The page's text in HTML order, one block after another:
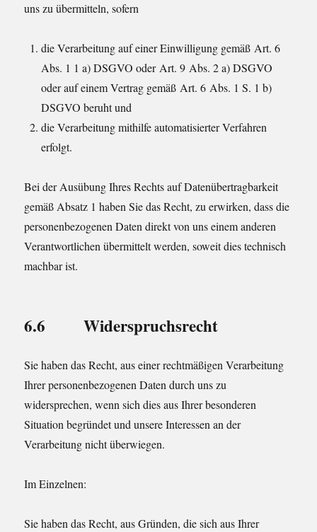
uns zu übermitteln, sofern
die Verarbeitung auf einer Einwilligung gemäß Art. 6
Abs. 1 1 a) DSGVO oder Art. 9 Abs. 2 a) DSGVO
oder auf einem Vertrag gemäß Art. 6 Abs. 1 S. 1 b)
DSGVO beruht und
die Verarbeitung mithilfe automatisierter Verfahren
erfolgt.
Bei der Ausübung Ihres Rechts auf Datenübertragbarkeit
gemäß Absatz 1 haben Sie das Recht, zu erwirken, dass die
personenbezogenen Daten direkt von uns einem anderen
Verantwortlichen übermittelt werden, soweit dies technisch
machbar ist.
6.6 Widerspruchsrecht
Sie haben das Recht, aus einer rechtmäßigen Verarbeitung
Ihrer personenbezogenen Daten durch uns zu
widersprechen, wenn sich dies aus Ihrer besonderen
Situation begründet und unsere Interessen an der
Verarbeitung nicht überwiegen.
Im Einzelnen:
Sie haben das Recht, aus Gründen, die sich aus Ihrer